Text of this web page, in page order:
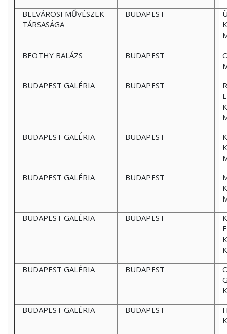
BELVÁROSI MŰVÉSZEK
TÁRSASÁGA
BUDAPEST
BEÖTHY BALÁZS
BUDAPEST
BUDAPEST GALÉRIA
BUDAPEST
BUDAPEST GALÉRIA
BUDAPEST
BUDAPEST GALÉRIA
BUDAPEST
BUDAPEST GALÉRIA
BUDAPEST
BUDAPEST GALÉRIA
BUDAPEST
BUDAPEST GALÉRIA
BUDAPEST